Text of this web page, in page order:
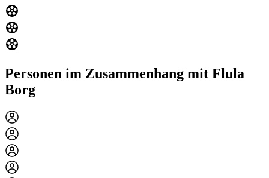
Personen im Zusammenhang mit Flula
Borg